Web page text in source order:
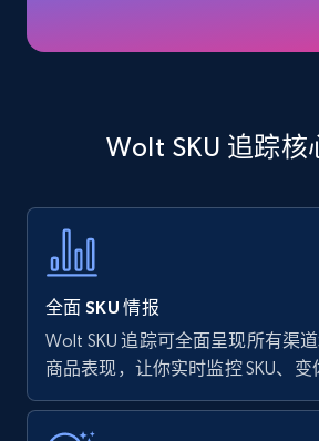
35.2K+ 5.7K+
Amazon products - find
price, Currency, Availability,
more.
35.2K+
Amazon Reviews
Wolt SKU 追踪核
全面 SKU 情报
Wolt SKU 追踪可全面呈现所有渠
商品表现，让你实时监控 SKU、变